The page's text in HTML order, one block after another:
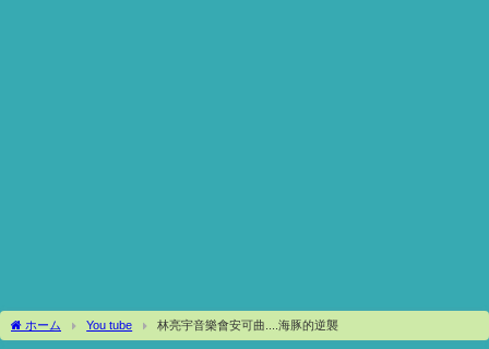
ホーム You tube 林亮宇音樂會安可曲....海豚的逆襲